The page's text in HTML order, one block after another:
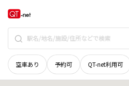
空車あり 予約可 QT-net利用可
岡山県